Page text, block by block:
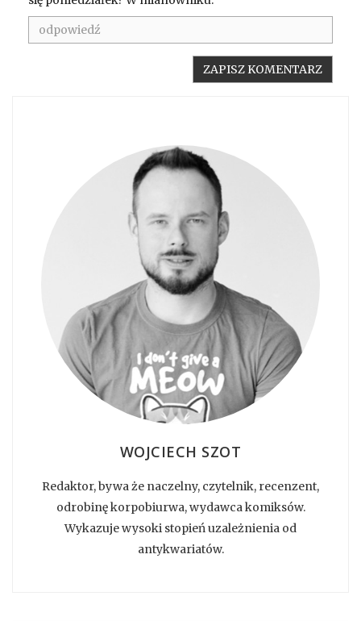
WOJCIECH SZOT
Redaktor, bywa że naczelny, czytelnik, recenzent,
odrobinę korpobiurwa, wydawca komiksów.
Wykazuje wysoki stopień uzależnienia od
antykwariatów.